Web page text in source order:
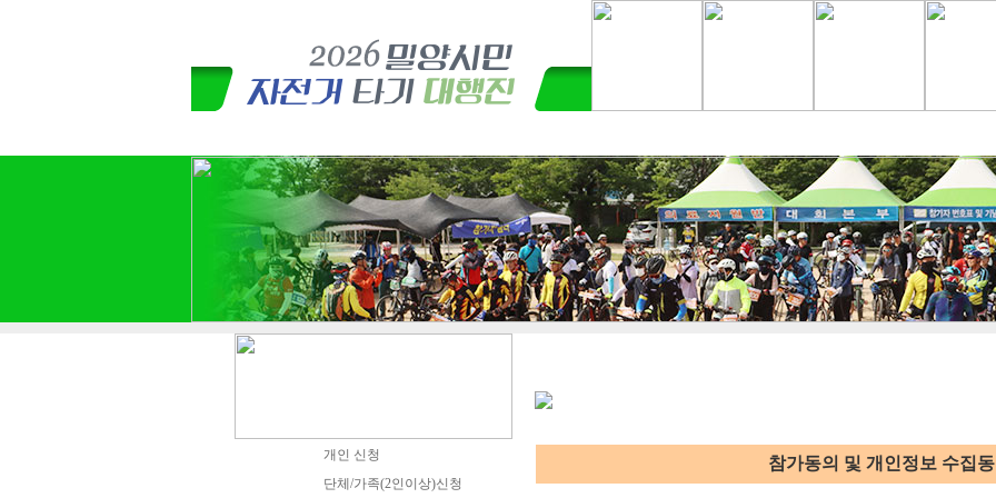
개인 신청
단체/가족(2인이상)신청
참가동의 및 개인정보 수집